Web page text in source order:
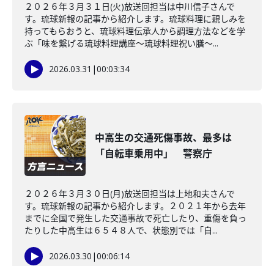
２０２６年３月３１日(火)放送回担当は中川信子さんで
す。琉球新報の記事から紹介します。琉球料理に親しみを
持ってもらおうと、琉球料理伝承人から調理方法などを学
ぶ「味を繋げる琉球料理講座～琉球料理祝い膳～...
2026.03.31 |00:03:34
中高生の交通死傷事故、最多は
「自転車乗用中」 警察庁
２０２６年３月３０日(月)放送回担当は上地和夫さんで
す。琉球新報の記事から紹介します。２０２１年から去年
までに全国で発生した交通事故で死亡したり、重傷を負っ
たりした中高生は６５４８人で、状態別では「自...
2026.03.30 |00:06:14